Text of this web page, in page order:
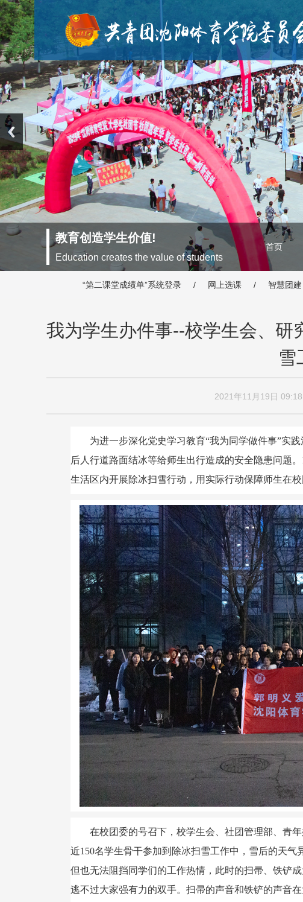
教育创造学生价值!
Education creates the value of students
首页
部门介绍 组织架构
主题团会 基层团训
文化艺术科技节 社团节 校园活动
学生会 青年媒体中心 大学生社团管理部
沈体夜读 青年说
寒暑期社会实践 青年志愿者活动
“第二课堂成绩单”系统登录 / 网上选课 / 智慧团
我为学生办件事--校学生会、研
雪
2021年11月19日
为进一步深化党史学习教育“我为同学做件事”实
后人行道路面结冰等给师生出行造成的安全隐患问题
生活区内开展除冰扫雪行动，用实际行动保障师生在校
在校团委的号召下，校学生会、社团管理部、青
近150名学生骨干参加到除冰扫雪工作中，雪后的天气
但也无法阻挡同学们的工作热情，此时的扫帚、铁铲
逃不过大家强有力的双手。扫帚的声音和铁铲的声音